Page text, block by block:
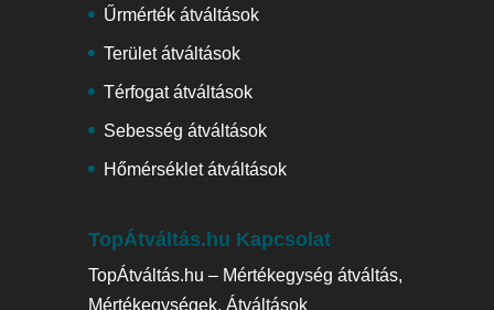
Űrmérték átváltások
Terület átváltások
Térfogat átváltások
Sebesség átváltások
Hőmérséklet átváltások
TopÁtváltás.hu Kapcsolat
TopÁtváltás.hu – Mértékegység átváltás,
Mértékegységek, Átváltások